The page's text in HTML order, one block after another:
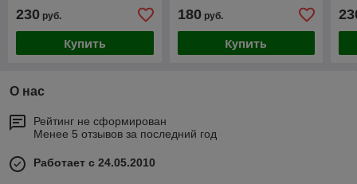
230 руб.
Купить
180руб.
Купить
О нас
Рейтинг не сформирован
Менее 5 отзывов за последний год
Работает с 24.05.2010